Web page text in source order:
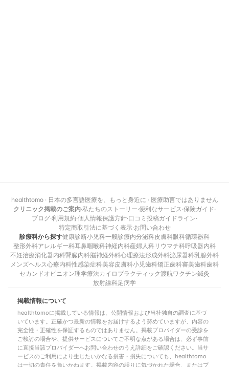
healthtomo · 日本の多言語医療を、もっと身近に · 医療助言ではありません
クリニック掲載のご案内·私たちのストーリー·便利なサービス·保険ガイド·
ブログ·利用規約·個人情報保護方針·口コミ投稿ガイドライン·
特定商取引法に基づく表示·お問い合わせ
診療科から探す健康診断小児科一般診療内分泌科皮膚科眼科循環器科
整形外科アレルギー科耳鼻咽喉科神経内科産婦人科 リウマチ科呼吸器内科
不妊治療消化器内科腎臓内科脳神経外科心理療法形成外科泌尿器科乳腺外科
メンズヘルス心療内科性感染症科美容皮膚科小児歯科矯正歯科審美歯科歯科
セカンドオピニオン理学療法カイロプラクティック渡航ワクチン鍼灸
放射線科足病学
掲載情報について
healthtomoに掲載している情報は、公開情報および当社独自の調査に基づ
いています。正確かつ最新の情報をお届けするよう努めていますが、内容の
完全性・正確性を保証するものではありません。掲載プロバイダーの受診を
ご検討の場合や、提供サービスについてご不明な点がある場合は、必ず事前
に直接当該プロバイダーへお問い合わせのうえ詳細をご確認ください。当サ
ービスのご利用により生じたいかなる損害・損失についても、healthtomo
は一切の責任を負いかねます。掲載内容の誤りに気づかれた場合、またはプ